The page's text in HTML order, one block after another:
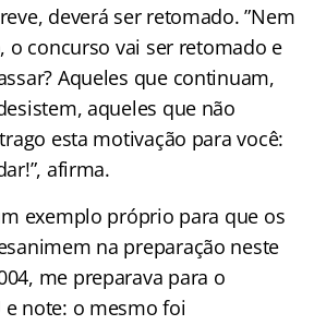
deverá ser retomado. ”Nem
o concurso vai ser retomado e
Aqueles que continuam,
aqueles que não
esta motivação para você:
afirma.
exemplo próprio para que os
na preparação neste
me preparava para o
note: o mesmo foi